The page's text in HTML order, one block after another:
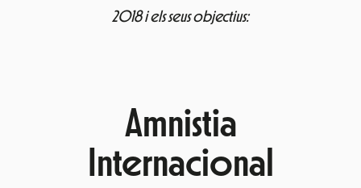
2018 i els seus objectius:
Amnistia
Internacional